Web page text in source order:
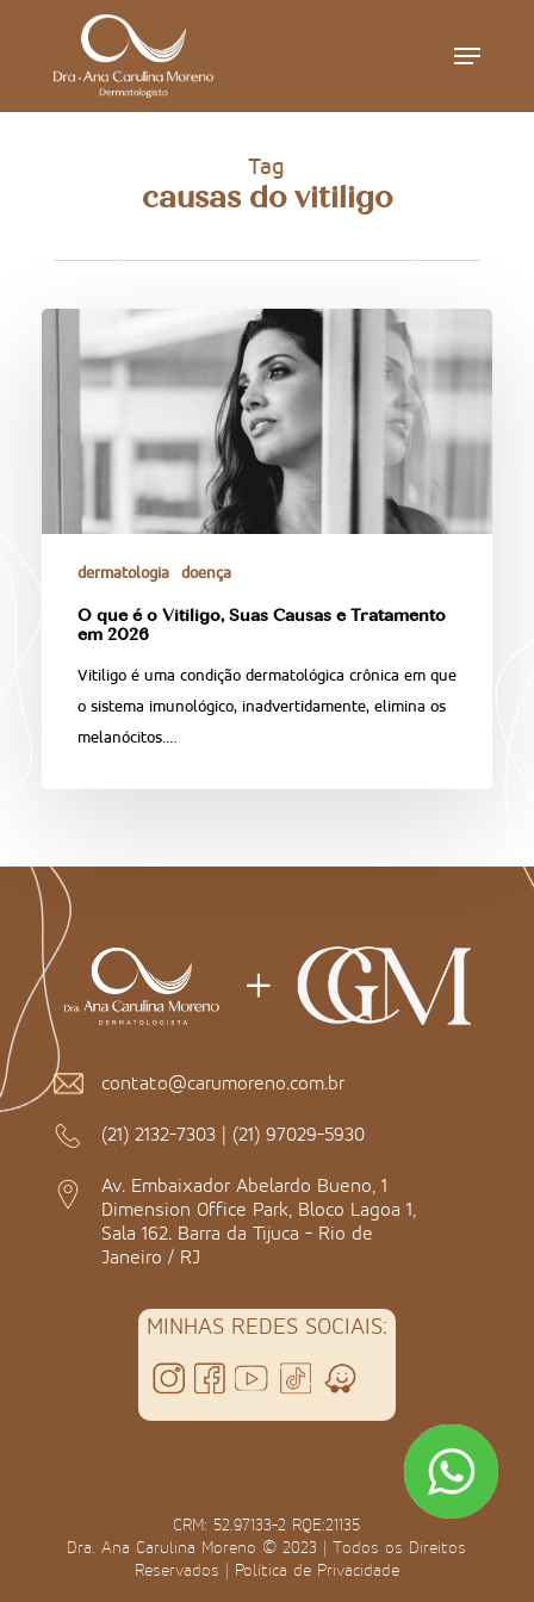
Menu
Tag
causas do vitiligo
dermatologia doença
O que é o Vitiligo, Suas Causas e Tratamento
em 2026
Vitiligo é uma condição dermatológica crônica em que
o sistema imunológico, inadvertidamente, elimina os
melanócitos.…
contato@carumoreno.com.br
(21) 2132-7303 | (21) 97029-5930
Av. Embaixador Abelardo Bueno, 1
Dimension Office Park, Bloco Lagoa 1,
Sala 162. Barra da Tijuca - Rio de
Janeiro / RJ
MINHAS REDES SOCIAIS:
CRM: 52.97133-2 RQE:21135
Dra. Ana Carulina Moreno © 2023 | Todos os Direitos
Reservados | Política de Privacidade